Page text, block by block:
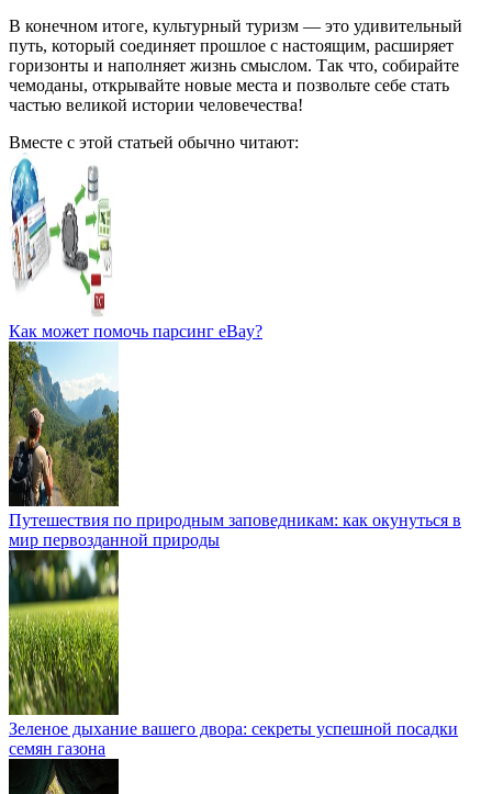
В конечном итоге, культурный туризм — это удивительный
путь, который соединяет прошлое с настоящим, расширяет
горизонты и наполняет жизнь смыслом. Так что, собирайте
чемоданы, открывайте новые места и позвольте себе стать
частью великой истории человечества!
Вместе с этой статьей обычно читают:
Как может помочь парсинг eBay?
Путешествия по природным заповедникам: как окунуться в
мир первозданной природы
Зеленое дыхание вашего двора: секреты успешной посадки
семян газона